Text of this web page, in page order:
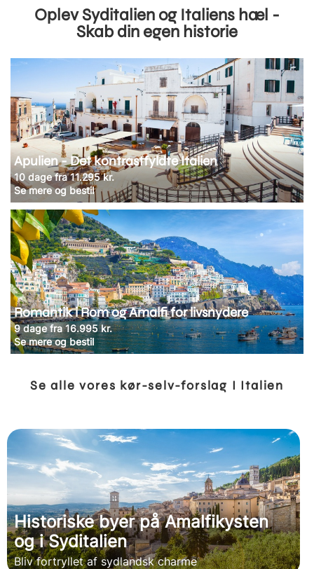
Oplev Syditalien og Italiens hæl -
Skab din egen historie
Apulien - Det kontrastfyldte Italien
10 dage fra 11.295 kr.
Se mere og bestil
Romantik i Rom og Amalfi for livsnydere
9 dage fra 16.995 kr.
Se mere og bestil
Se alle vores kør-selv-forslag I Italien
Historiske byer på Amalfikysten
og i Syditalien
Bliv fortryllet af sydlandsk charme